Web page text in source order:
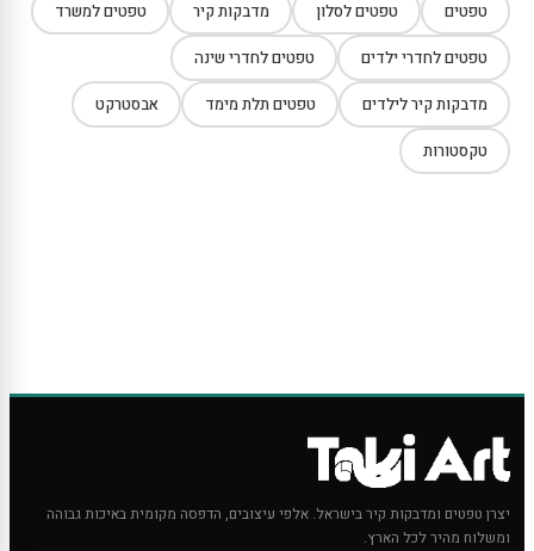
טפטים טפטים לסלון מדבקות קיר טפטים למשרד
טפטים לחדרי ילדים טפטים לחדרי שינה
מדבקות קיר לילדים טפטים תלת מימד אבסטרקט
טקסטורות
יצרן טפטים ומדבקות קיר בישראל. אלפי עיצובים, הדפסה מקומית באיכות גבוהה
ומשלוח מהיר לכל הארץ.